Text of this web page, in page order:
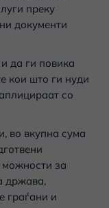
преку
документи
да ги повика
кои што ги нуди
со
во вкупна сума
за
држава,
граѓани и